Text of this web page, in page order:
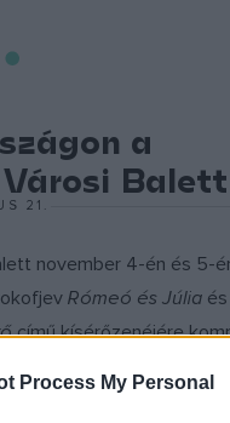
Process My Personal
a
Balett
21.
november 4-én és 5-
Rómeó és Júlia és
című kísérőzenéjére
komplett